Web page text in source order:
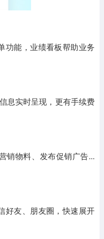
功能，业绩看板帮助业务
息实时呈现，更有手续费
销物料、发布促销广告...
好友、朋友圈，快速展开